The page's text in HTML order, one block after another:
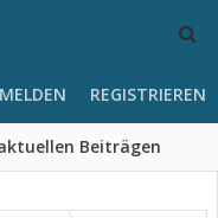
Beiträgen
REGISTRIEREN